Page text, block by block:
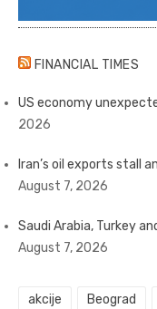
FINANCIAL TIMES
US economy
2026
Iran’s oil exports stall
August 7, 2026
Saudi Arabia, Turkey
August 7, 2026
akcije Beograd